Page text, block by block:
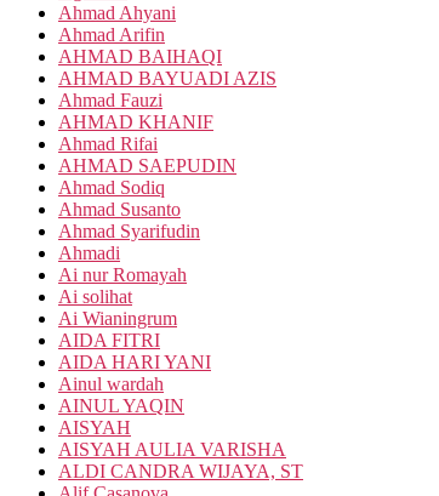
Ahmad Ahyani
Ahmad Arifin
AHMAD BAIHAQI
AHMAD BAYUADI AZIS
Ahmad Fauzi
AHMAD KHANIF
Ahmad Rifai
AHMAD SAEPUDIN
Ahmad Sodiq
Ahmad Susanto
Ahmad Syarifudin
Ahmadi
Ai nur Romayah
Ai solihat
Ai Wianingrum
AIDA FITRI
AIDA HARI YANI
Ainul wardah
AINUL YAQIN
AISYAH
AISYAH AULIA VARISHA
ALDI CANDRA WIJAYA, ST